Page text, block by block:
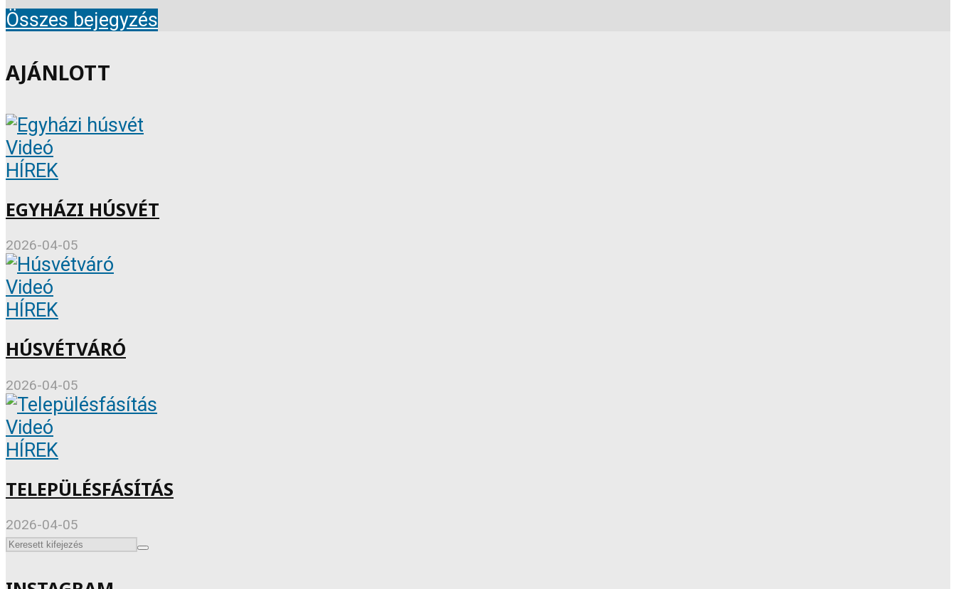
Összes bejegyzés
AJÁNLOTT
Videó
HÍREK
EGYHÁZI HÚSVÉT
2026-04-05
Videó
HÍREK
HÚSVÉTVÁRÓ
2026-04-05
Videó
HÍREK
TELEPÜLÉSFÁSÍTÁS
2026-04-05